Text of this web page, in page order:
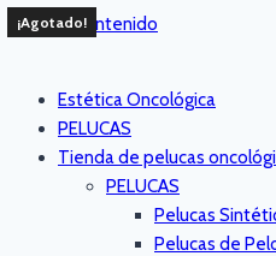
Saltar al contenido
Estética Oncológica
PELUCAS
Tienda de pelucas
PELUCAS
Pelucas
Pelucas de
¡Agotado!